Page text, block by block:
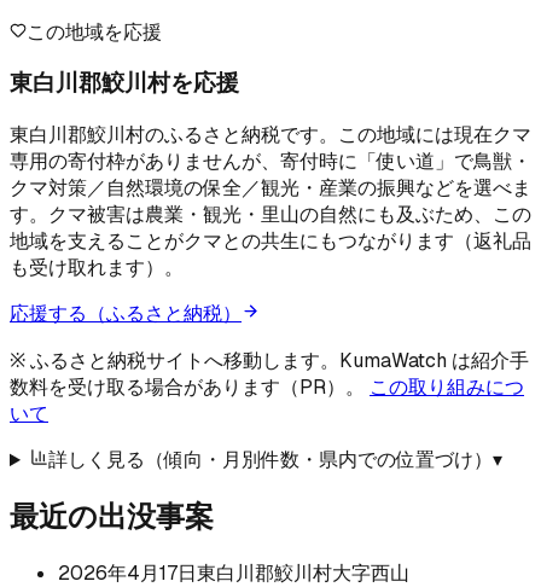
この地域を応援
東白川郡鮫川村を応援
東白川郡鮫川村のふるさと納税です。この地域には現在クマ
専用の寄付枠がありませんが、寄付時に「使い道」で鳥獣・
クマ対策／自然環境の保全／観光・産業の振興などを選べま
す。クマ被害は農業・観光・里山の自然にも及ぶため、この
地域を支えることがクマとの共生にもつながります（返礼品
も受け取れます）。
応援する（ふるさと納税）
※ ふるさと納税サイトへ移動します。KumaWatch は紹介手
数料を受け取る場合があります（PR）。
この取り組みにつ
いて
詳しく見る（傾向・月別件数・県内での位置づけ） ▾
最近の出没事案
2026年4月17日東白川郡鮫川村大字西山